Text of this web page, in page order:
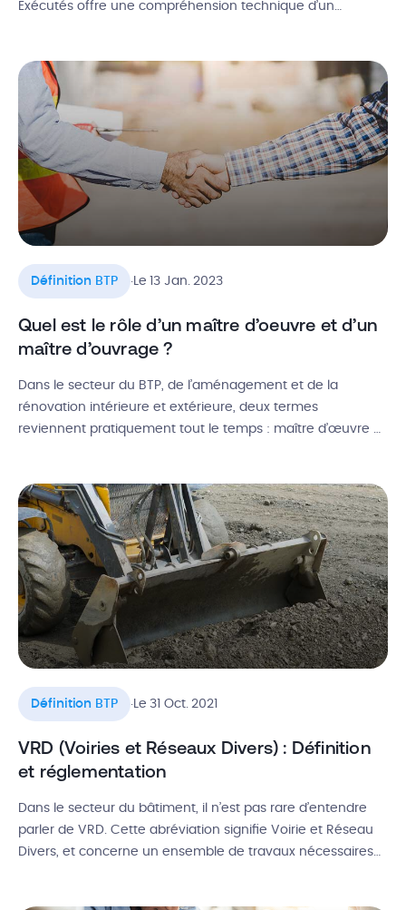
Exécutés offre une compréhension technique d’un
est la définition du DOE bâtiment ? Commencer faire un
DOE ? Quel intérêt pour […]
Définition BTP .Le 13 Jan. 2023
Quel est le rôle d’un maître d’oeuvre et d’un
maître d’ouvrage ?
Dans le secteur du BTP, de l’aménagement et de la
rénovation intérieure et extérieure, deux termes
reviennent pratiquement tout le temps : maître d’œuvre et
fonctions et des rôles bien précis, mais sont pourtant
souvent confondus. Alors, maître […]
Définition BTP .Le 31 Oct. 2021
VRD (Voiries et Réseaux Divers) : Définition
et réglementation
Dans le secteur du bâtiment, il n’est pas rare d’entendre
parler de VRD. Cette abréviation signifie Voirie et Réseau
Divers, et concerne un ensemble de travaux nécessaires